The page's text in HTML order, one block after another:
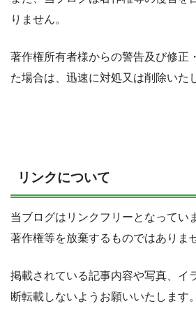
りません。
著作権所有者様からの警告及び修正
た場合は、迅速に対処又は削除いた
リンクについて
当ブログはリンクフリーとなってい
著作権等を放棄するものではありま
掲載されている記事内容や写真、イ
断転載しないようお願いいたします。